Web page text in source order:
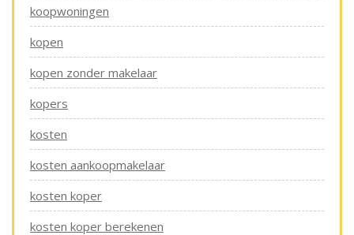
koopwoningen
kopen
kopen zonder makelaar
kopers
kosten
kosten aankoopmakelaar
kosten koper
kosten koper berekenen